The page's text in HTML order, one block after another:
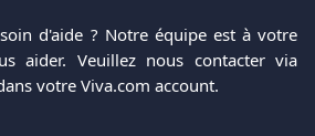
d'aide ? Notre équipe est à votre
aider. Veuillez nous contacter via
votre Viva.com account.